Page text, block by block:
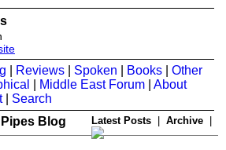
Reviews Spoken Books
Other
Middle East Forum
About
| Search
Blog
Latest Posts Archive